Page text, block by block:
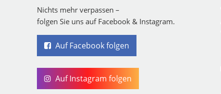
Nichts mehr verpassen –
folgen Sie uns auf Facebook & Instagram.
Auf Facebook folgen
Auf Instagram folgen